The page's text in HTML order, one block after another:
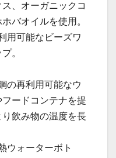
、オーガニックコ
バオイルを使用。
用可能なビーズワ
。
の再利用可能なウ
ードコンテナを提
飲み物の温度を長
ウォーターボト